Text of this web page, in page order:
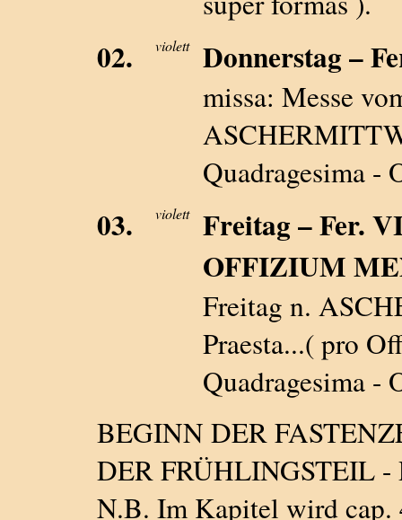
02. violett Donnerstag –
missa: Messe
Quadragesima -
03. violett
Freitag – Fer.
OFFIZIUM
Freitag n.
Praesta...( pro
Quadragesima -
BEGINN DER
DER FRÜHLINGSTEIL
N.B. Im Kapitel wird cap.